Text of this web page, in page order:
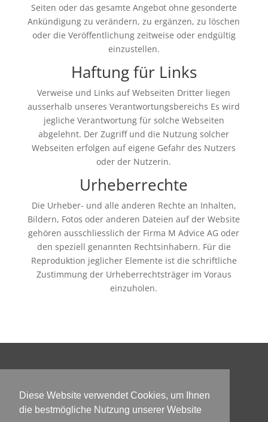
Diese Website verwendet Cookies, um Ihnen
die bestmögliche Nutzung unserer Website
Seiten oder das gesamte Angebot ohne gesonderte
Ankündigung zu verändern, zu ergänzen, zu löschen
oder die Veröffentlichung zeitweise oder endgültig
einzustellen.
Haftung für Links
Verweise und Links auf Webseiten Dritter liegen
ausserhalb unseres Verantwortungsbereichs Es wird
jegliche Verantwortung für solche Webseiten
abgelehnt. Der Zugriff und die Nutzung solcher
Webseiten erfolgen auf eigene Gefahr des Nutzers
oder der Nutzerin.
Urheberrechte
Die Urheber- und alle anderen Rechte an Inhalten,
Bildern, Fotos oder anderen Dateien auf der Website
gehören ausschliesslich der Firma M Advice AG oder
den speziell genannten Rechtsinhabern. Für die
Reproduktion jeglicher Elemente ist die schriftliche
Zustimmung der Urheberrechtsträger im Voraus
einzuholen.
Kontakt
M Advice AG
Maurerstrasse 2